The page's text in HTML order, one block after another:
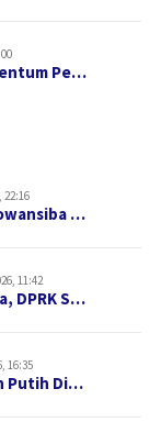
Pe…
22:16
…
11:42
DPRK S…
16:35
Putih Di…